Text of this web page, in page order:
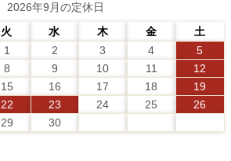
2026年9月の定休日
火 水 木 金
土
1
2 3 4
5
8 9 10 11
12
15 16 17 18
19
22 23 24 25
26
29 30